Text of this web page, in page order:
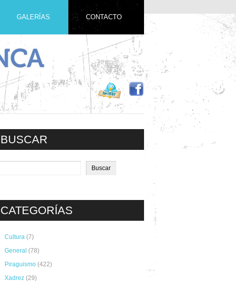
GALERÍAS CONTACTO
BUSCAR
CATEGORÍAS
Cultura (7)
General (78)
Piraguismo (422)
Xadrez (29)